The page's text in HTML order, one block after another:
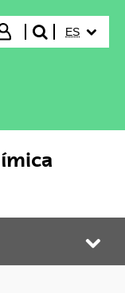
sesión
buscar"
ES